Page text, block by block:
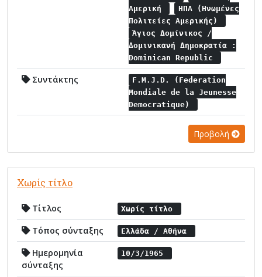
Αμερική
ΗΠΑ (Ηνωμένες
Πολιτείες Αμερικής)
Άγιος Δομίνικος /
Δομινικανή Δημοκρατία :
Dominican Republic
Συντάκτης
F.M.J.D. (Federation
Mondiale de la Jeunesse
Democratique)
Προβολή
Χωρίς τίτλο
Τίτλος Χωρίς τίτλο
Τόπος σύνταξης Ελλάδα / Αθήνα
Ημερομηνία
σύνταξης
10/3/1965